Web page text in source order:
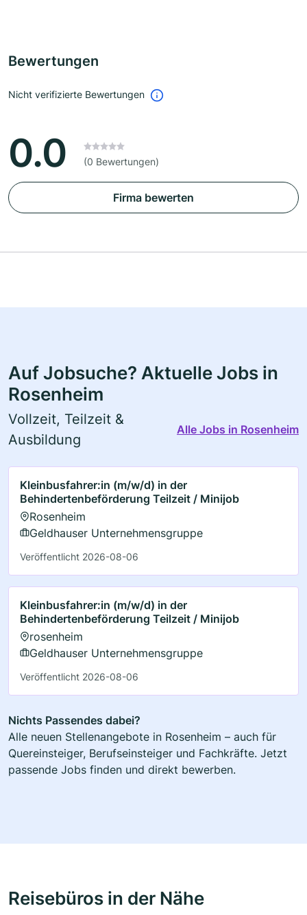
Bewertungen
Nicht verifizierte Bewertungen
0.0 (0 Bewertungen)
Firma bewerten
Auf Jobsuche? Aktuelle Jobs in
Rosenheim
Vollzeit, Teilzeit &
Ausbildung
Alle Jobs in Rosenheim
Kleinbusfahrer:in (m/w/d) in der
Behindertenbeförderung Teilzeit / Minijob
Rosenheim
Geldhauser Unternehmensgruppe
Veröffentlicht 2026-08-06
Kleinbusfahrer:in (m/w/d) in der
Behindertenbeförderung Teilzeit / Minijob
rosenheim
Geldhauser Unternehmensgruppe
Veröffentlicht 2026-08-06
Nichts Passendes dabei?
Alle neuen Stellenangebote in Rosenheim – auch für
Quereinsteiger, Berufseinsteiger und Fachkräfte. Jetzt
passende Jobs finden und direkt bewerben.
Reisebüros in der Nähe